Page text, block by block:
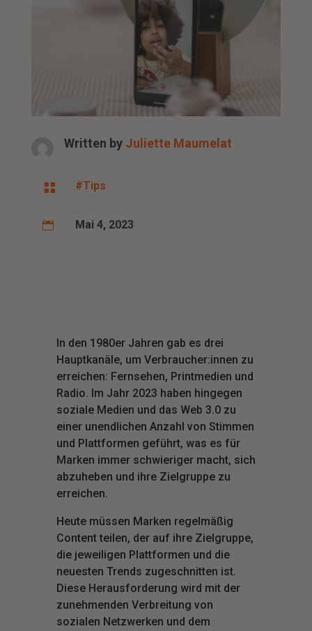
Written by Juliette Maumelat
 #Tips
 Mai 4, 2023
In den 1980er Jahren gab es drei
Hauptkanäle, um Verbraucher:innen zu
erreichen: Fernsehen, Printmedien und
Radio. Im Jahr 2023 haben hingegen
soziale Medien und das Web 3.0 zu
einer unendlichen Anzahl von Stimmen
und Plattformen geführt, was es für
Marken immer schwieriger macht, sich
abzuheben und ihre Zielgruppe zu
erreichen.
Heute müssen Marken regelmäßig
Content teilen, der auf ihre Zielgruppe,
die jeweiligen Plattformen und die
neuesten Trends zugeschnitten ist.
Diese Herausforderung wird mit der
zunehmenden Verbreitung von
sozialen Netzwerken und dem